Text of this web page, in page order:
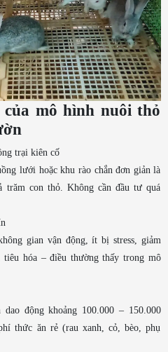
mô hình nuôi thỏ
trại kiên cố
lưới hoặc khu rào chắn đơn giản là
trăm con thỏ. Không cần đầu tư quá
gian vận động, ít bị stress, giảm
tiêu hóa – điều thường thấy trong mô
động khoảng 100.000 – 150.000
thức ăn rẻ (rau xanh, cỏ, bèo, phụ